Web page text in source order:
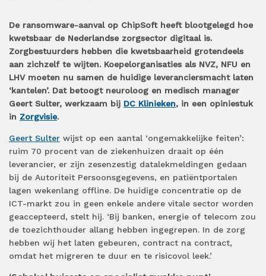
De ransomware-aanval op ChipSoft heeft blootgelegd hoe
kwetsbaar de Nederlandse zorgsector digitaal is.
Zorgbestuurders hebben die kwetsbaarheid grotendeels
aan zichzelf te wijten. Koepelorganisaties als NVZ, NFU en
LHV moeten nu samen de huidige leveranciersmacht laten
‘kantelen’. Dat betoogt neuroloog en medisch manager
Geert Sulter, werkzaam bij DC Klinieken, in een opiniestuk
in Zorgvisie.
Geert Sulter wijst op een aantal ‘ongemakkelijke feiten’:
ruim 70 procent van de ziekenhuizen draait op één
leverancier, er zijn zesenzestig datalekmeldingen gedaan
bij de Autoriteit Persoonsgegevens, en patiëntportalen
lagen wekenlang offline. De huidige concentratie op de
ICT-markt zou in geen enkele andere vitale sector worden
geaccepteerd, stelt hij. ‘Bij banken, energie of telecom zou
de toezichthouder allang hebben ingegrepen. In de zorg
hebben wij het laten gebeuren, contract na contract,
omdat het migreren te duur en te risicovol leek.’